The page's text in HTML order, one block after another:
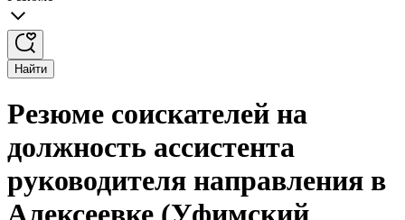
Найти
Резюме соискателей на
должность ассистента
руководителя направления в